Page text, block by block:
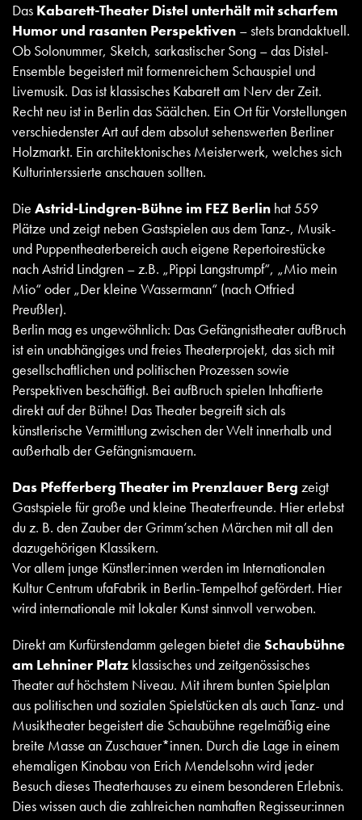
Das Kabarett-Theater Distel unterhält mit scharfem
Humor und rasanten Perspektiven – stets brandaktuell.
Ob Solonummer, Sketch, sarkastischer Song – das Distel-
Ensemble begeistert mit formenreichem Schauspiel und
Livemusik. Das ist klassisches Kabarett am Nerv der Zeit.
Recht neu ist in Berlin das Säälchen. Ein Ort für Vorstellungen
verschiedenster Art auf dem absolut sehenswerten Berliner
Holzmarkt. Ein architektonisches Meisterwerk, welches sich
Kulturinterssierte anschauen sollten.
Die Astrid-Lindgren-Bühne im FEZ Berlin hat 559
Plätze und zeigt neben Gastspielen aus dem Tanz-, Musik-
und Puppentheaterbereich auch eigene Repertoirestücke
nach Astrid Lindgren – z.B. „Pippi Langstrumpf“, „Mio mein
Mio“ oder „Der kleine Wassermann“ (nach Otfried
Preußler).
Berlin mag es ungewöhnlich: Das Gefängnistheater aufBruch
ist ein unabhängiges und freies Theaterprojekt, das sich mit
gesellschaftlichen und politischen Prozessen sowie
Perspektiven beschäftigt. Bei aufBruch spielen Inhaftierte
direkt auf der Bühne! Das Theater begreift sich als
künstlerische Vermittlung zwischen der Welt innerhalb und
außerhalb der Gefängnismauern.
Das Pfefferberg Theater im Prenzlauer Berg zeigt
Gastspiele für große und kleine Theaterfreunde. Hier erlebst
du z. B. den Zauber der Grimm’schen Märchen mit all den
dazugehörigen Klassikern.
Vor allem junge Künstler:innen werden im Internationalen
Kultur Centrum ufaFabrik in Berlin-Tempelhof gefördert. Hier
wird internationale mit lokaler Kunst sinnvoll verwoben.
Direkt am Kurfürstendamm gelegen bietet die Schaubühne
am Lehniner Platz klassisches und zeitgenössisches
Theater auf höchstem Niveau. Mit ihrem bunten Spielplan
aus politischen und sozialen Spielstücken als auch Tanz- und
Musiktheater begeistert die Schaubühne regelmäßig eine
breite Masse an Zuschauer*innen. Durch die Lage in einem
ehemaligen Kinobau von Erich Mendelsohn wird jeder
Besuch dieses Theaterhauses zu einem besonderen Erlebnis.
Dies wissen auch die zahlreichen namhaften Regisseur:innen